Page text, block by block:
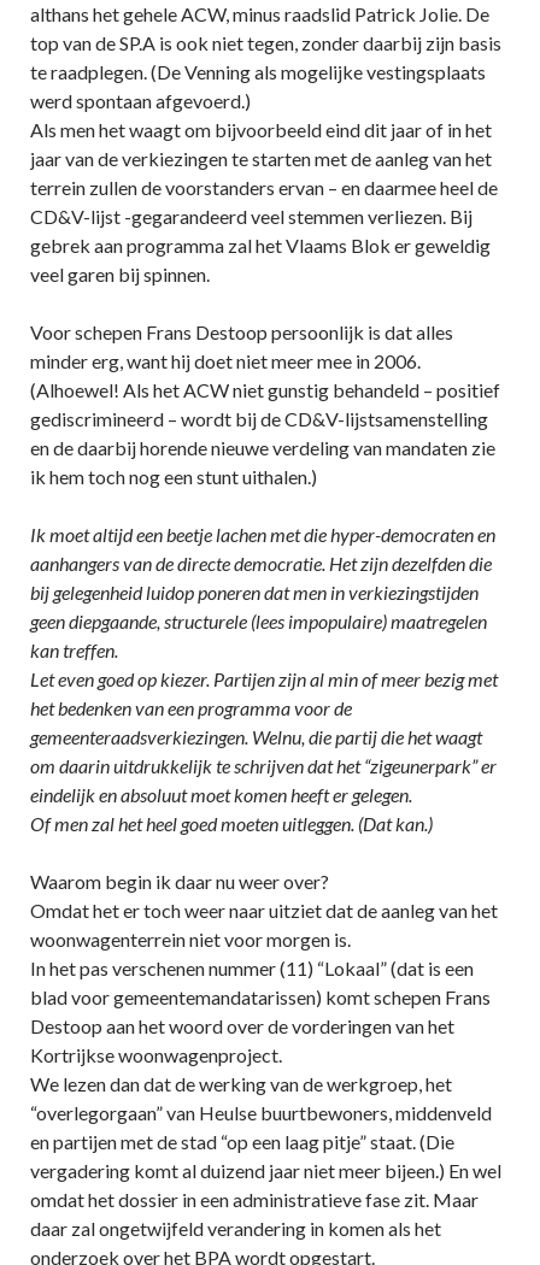
althans het gehele ACW, minus raadslid Patrick Jolie. De
top van de SP.A is ook niet tegen, zonder daarbij zijn basis
te raadplegen. (De Venning als mogelijke vestingsplaats
werd spontaan afgevoerd.)
Als men het waagt om bijvoorbeeld eind dit jaar of in het
jaar van de verkiezingen te starten met de aanleg van het
terrein zullen de voorstanders ervan – en daarmee heel de
CD&V-lijst -gegarandeerd veel stemmen verliezen. Bij
gebrek aan programma zal het Vlaams Blok er geweldig
veel garen bij spinnen.
Voor schepen Frans Destoop persoonlijk is dat alles
minder erg, want hij doet niet meer mee in 2006.
(Alhoewel! Als het ACW niet gunstig behandeld – positief
gediscrimineerd – wordt bij de CD&V-lijstsamenstelling
en de daarbij horende nieuwe verdeling van mandaten zie
ik hem toch nog een stunt uithalen.)
Ik moet altijd een beetje lachen met die hyper-democraten en
aanhangers van de directe democratie. Het zijn dezelfden die
bij gelegenheid luidop poneren dat men in verkiezingstijden
geen diepgaande, structurele (lees impopulaire) maatregelen
kan treffen.
Let even goed op kiezer. Partijen zijn al min of meer bezig met
het bedenken van een programma voor de
gemeenteraadsverkiezingen. Welnu, die partij die het waagt
om daarin uitdrukkelijk te schrijven dat het “zigeunerpark” er
eindelijk en absoluut moet komen heeft er gelegen.
Of men zal het heel goed moeten uitleggen. (Dat kan.)
Waarom begin ik daar nu weer over?
Omdat het er toch weer naar uitziet dat de aanleg van het
woonwagenterrein niet voor morgen is.
In het pas verschenen nummer (11) “Lokaal” (dat is een
blad voor gemeentemandatarissen) komt schepen Frans
Destoop aan het woord over de vorderingen van het
Kortrijkse woonwagenproject.
We lezen dan dat de werking van de werkgroep, het
“overlegorgaan” van Heulse buurtbewoners, middenveld
en partijen met de stad “op een laag pitje” staat. (Die
vergadering komt al duizend jaar niet meer bijeen.) En wel
omdat het dossier in een administratieve fase zit. Maar
daar zal ongetwijfeld verandering in komen als het
onderzoek over het BPA wordt opgestart.